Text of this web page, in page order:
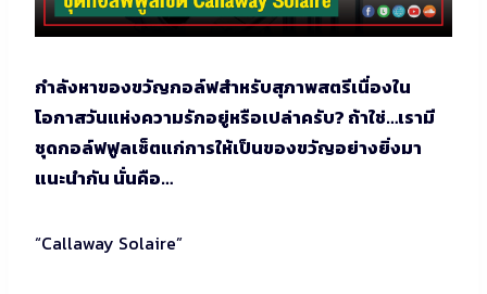
กำลังหาของขวัญกอล์ฟสำหรับสุภาพสตรีเนื่องใน
โอกาสวันแห่งความรักอยู่หรือเปล่าครับ? ถ้าใช่…เรามี
ชุดกอล์ฟฟูลเซ็ตแก่การให้เป็นของขวัญอย่างยิ่งมา
แนะนำกัน นั่นคือ…
“Callaway Solaire”